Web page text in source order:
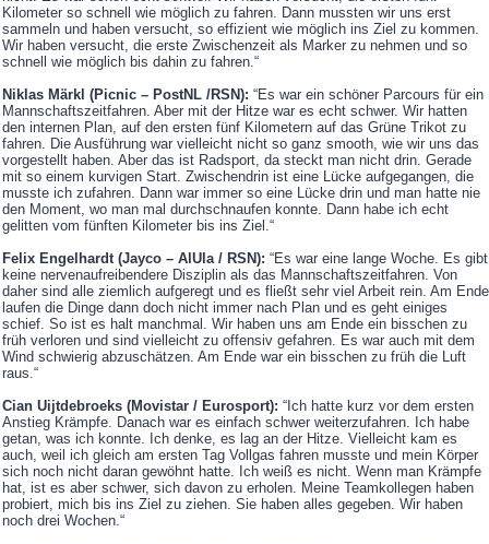
Kilometer so schnell wie möglich zu fahren. Dann mussten wir uns erst
sammeln und haben versucht, so effizient wie möglich ins Ziel zu kommen.
Wir haben versucht, die erste Zwischenzeit als Marker zu nehmen und so
schnell wie möglich bis dahin zu fahren.“
Niklas Märkl (Picnic – PostNL /RSN): “Es war ein schöner Parcours für ein
Mannschaftszeitfahren. Aber mit der Hitze war es echt schwer. Wir hatten
den internen Plan, auf den ersten fünf Kilometern auf das Grüne Trikot zu
fahren. Die Ausführung war vielleicht nicht so ganz smooth, wie wir uns das
vorgestellt haben. Aber das ist Radsport, da steckt man nicht drin. Gerade
mit so einem kurvigen Start. Zwischendrin ist eine Lücke aufgegangen, die
musste ich zufahren. Dann war immer so eine Lücke drin und man hatte nie
den Moment, wo man mal durchschnaufen konnte. Dann habe ich echt
gelitten vom fünften Kilometer bis ins Ziel.“
Felix Engelhardt (Jayco – AlUla / RSN): “Es war eine lange Woche. Es gibt
keine nervenaufreibendere Disziplin als das Mannschaftszeitfahren. Von
daher sind alle ziemlich aufgeregt und es fließt sehr viel Arbeit rein. Am Ende
laufen die Dinge dann doch nicht immer nach Plan und es geht einiges
schief. So ist es halt manchmal. Wir haben uns am Ende ein bisschen zu
früh verloren und sind vielleicht zu offensiv gefahren. Es war auch mit dem
Wind schwierig abzuschätzen. Am Ende war ein bisschen zu früh die Luft
raus.“
Cian Uijtdebroeks (Movistar / Eurosport): “Ich hatte kurz vor dem ersten
Anstieg Krämpfe. Danach war es einfach schwer weiterzufahren. Ich habe
getan, was ich konnte. Ich denke, es lag an der Hitze. Vielleicht kam es
auch, weil ich gleich am ersten Tag Vollgas fahren musste und mein Körper
sich noch nicht daran gewöhnt hatte. Ich weiß es nicht. Wenn man Krämpfe
hat, ist es aber schwer, sich davon zu erholen. Meine Teamkollegen haben
probiert, mich bis ins Ziel zu ziehen. Sie haben alles gegeben. Wir haben
noch drei Wochen.“